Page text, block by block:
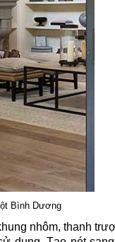
Bình Dương
nhôm, thanh